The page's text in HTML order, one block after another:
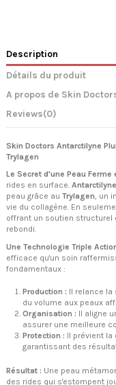
Description
Détails du produit
A propos de Skin
Reviews(0)
Skin Doctors Antarctilyne
Trylagen
Le Secret d'une Peau Ferme
rides en surface.
peau grâce au Trylagen, un
vie du collagène. En
offrant un soutien
rebondi.
Une Technologie Triple
efficace qu'un soin
fondamentaux :
Production : Il relance la
du volume aux peaux
Organisation : Il aligne
assurer une meilleure
Protection : Il prévient la
garantissant des
Résultat : Une peau
des rides qui s'estompent